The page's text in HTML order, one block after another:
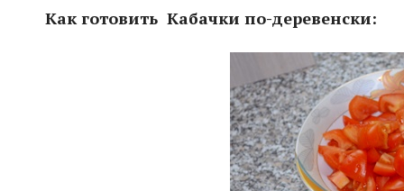
Как готовить Кабачки по-деревенски: